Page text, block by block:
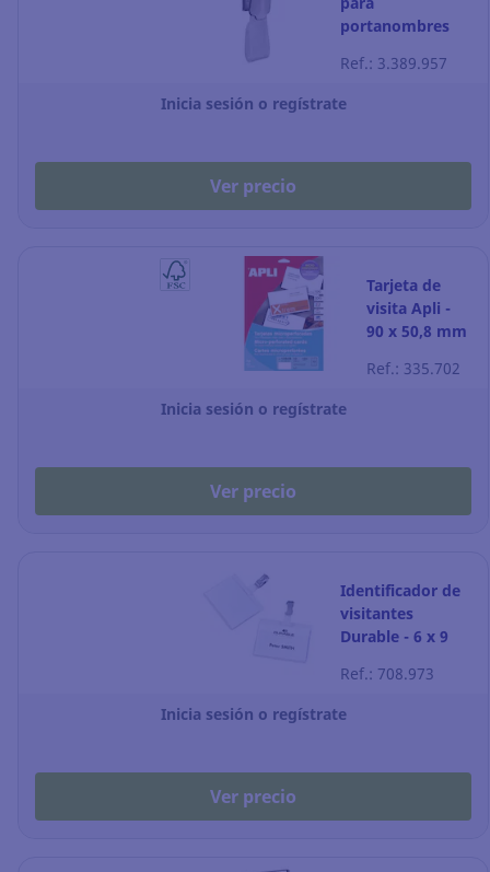
portanombres
de 25
Ref.: 3.389.957
Inicia sesión o regístrate
Ver precio
Tarjeta de
visita Apli -
90 x 50,8 mm
de 100
Ref.: 335.702
Inicia sesión o regístrate
Ver precio
Identificador de
visitantes
Durable - 6 x 9
Ref.: 708.973
Inicia sesión o regístrate
Ver precio